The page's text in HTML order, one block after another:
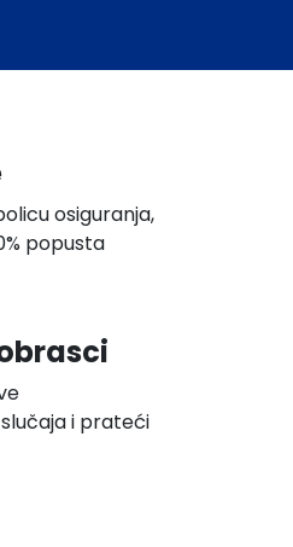
osiguranja,
popusta
i prateći